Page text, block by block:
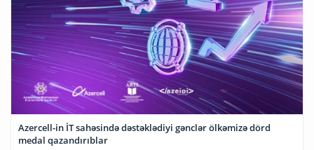
Azercell-in İT sahəsində dəstəklədiyi gənclər ölkəmizə dörd
medal qazandırıblar